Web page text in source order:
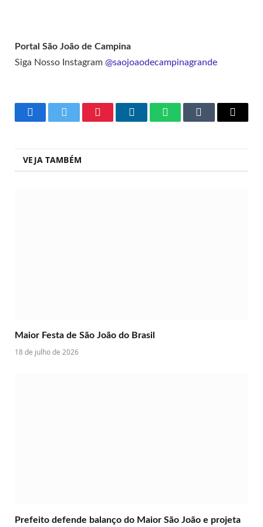
Portal São João de Campina
Siga Nosso Instagram @saojoaodecampinagrande
FacebookTwitter PinterestLinkedInWhatsAppTumblr Copy
VEJA TAMBÉM
Maior Festa de São João do Brasil
18 de julho de 2026
Prefeito defende balanço do Maior São João e projeta